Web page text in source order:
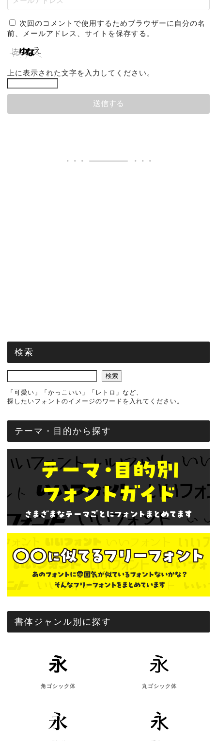
次回のコメントで使用するためブラウザーに自分の名
前、メールアドレス、サイトを保存する。
上に表示された文字を入力してください。
検索
検索
「可愛い」「かっこいい」「レトロ」など、
探したいフォントのイメージのワードを入れてください。
テーマ・目的から探す
書体ジャンル別に探す
角ゴシック体 丸ゴシック体